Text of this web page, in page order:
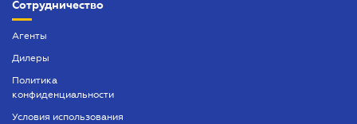
Сотрудничество
Агенты
Дилеры
Политика
конфиденциальности
Условия использования